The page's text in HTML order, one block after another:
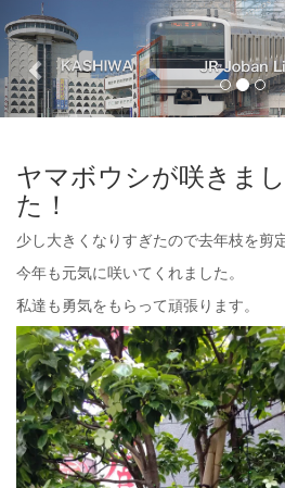
Previous
ヤマボウシが咲きまし
た！
少し大きくなりすぎたので去年枝を剪
今年も元気に咲いてくれました。
私達も勇気をもらって頑張ります。